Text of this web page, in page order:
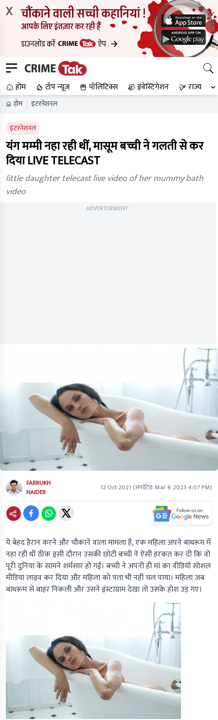
X
होम टॉप न्यूज पॉलिटिक्स इंवेस्टिगेशन राज्य
होम इंटरनेशनल
इंटरनेशनल
यंग मम्मी नहा रही थीं, मासूम बच्ची ने गलती से कर
दिया LIVE TELECAST
little daughter telecast live video of her mummy bath
video
ADVERTISEMENT
FARRUKH
HAIDER
12 Oct 2021(अपडेटेड:Mar 6 2023 4:07 PM)
ये बेहद हैरान करने और चौकाने वाला मामला है, एक महिला अपने बाथरूम में
नहा रही थी ठीक इसी दौरान उसकी छोटी बच्ची ने ऐसी हरकत कर दी कि वो
पूरी दुनिया के सामने शर्मसार हो गई। बच्ची ने अपनी ही मां का वीडियो सोशल
मीडिया लाइव कर दिया और महिला को पता भी नहीं चल पाया। महिला जब
बाथरूम से बाहर निकली और उसने इंस्टाग्राम देखा तो उसके होश उड़ गए।